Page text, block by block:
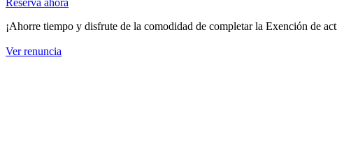
¡Ahorre tiempo y disfrute de la comodidad de completar la Exención de
Ver renuncia